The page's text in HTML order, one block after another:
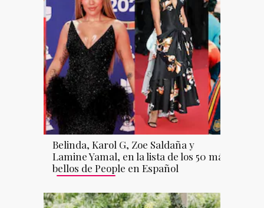
Belinda, Karol G, Zoe Saldaña y
Lamine Yamal, en la lista de los 50 más
bellos de People en Español